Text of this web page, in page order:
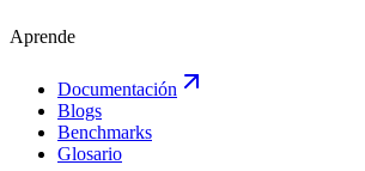
Aprende
Documentación
Blogs
Benchmarks
Glosario